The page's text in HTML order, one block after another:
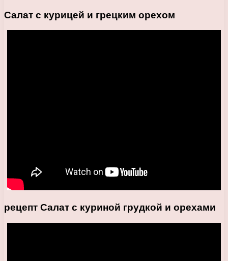
Салат с курицей и грецким орехом
рецепт Салат с куриной грудкой и орехами